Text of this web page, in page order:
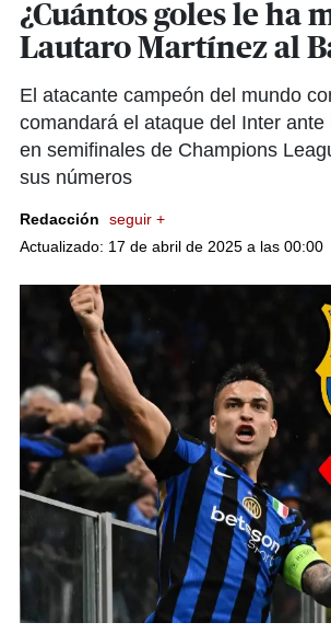
¿Cuántos goles le ha
Lautaro Martínez al
El atacante campeón del mundo
comandará el ataque del Inter ante
en semifinales de Champions
sus números
Redacción
seguir +
Actualizado: 17 de abril de 2025 a las 00:00